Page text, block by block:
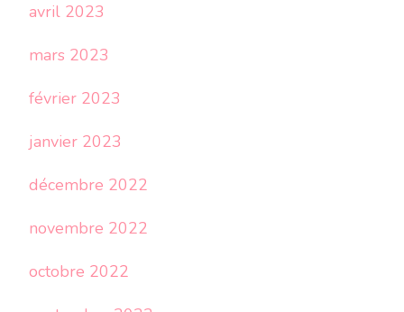
avril 2023
mars 2023
février 2023
janvier 2023
décembre 2022
novembre 2022
octobre 2022